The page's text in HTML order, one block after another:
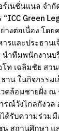
ร์เนชั่นแนล จำ
Green
งต่อเนื่อง โดย
รและประธาน
นำทีมพนักงาน
ท เฉลิมชัย สว
าน ในกิจกรรม
ดล้อมชายฝั่ง ณ
รณ์วังไกลกังวล
ด้รับความร่วม
น สถานศึกษา